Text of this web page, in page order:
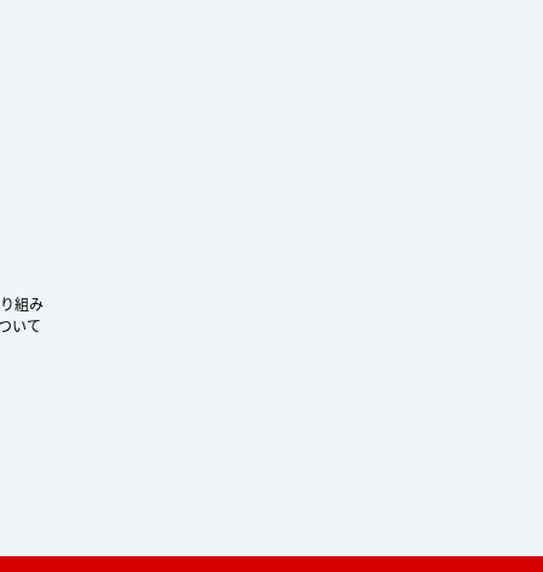
組み
いて